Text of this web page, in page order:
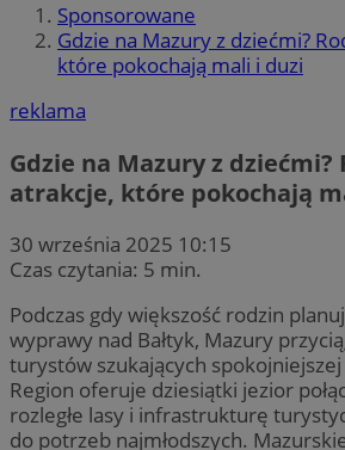
Sponsorowane
Gdzie na Mazury z dziećmi?
które pokochają mali i duzi
reklama
Gdzie na Mazury z dziećmi?
atrakcje, które pokochają
30 września 2025 10:15
Czas czytania: 5 min.
Podczas gdy większość rodzin
wyprawy nad Bałtyk, Mazury
turystów szukających
Region oferuje dziesiątki jezior
rozległe lasy i infrastrukturę
do potrzeb najmłodszych.